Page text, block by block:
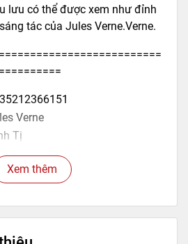
lưu có thể được xem như đỉnh
tác của Jules Verne.Verne.
Verne
Tị
Niên
x 14.5 x 2.3 cm
Xem thêm